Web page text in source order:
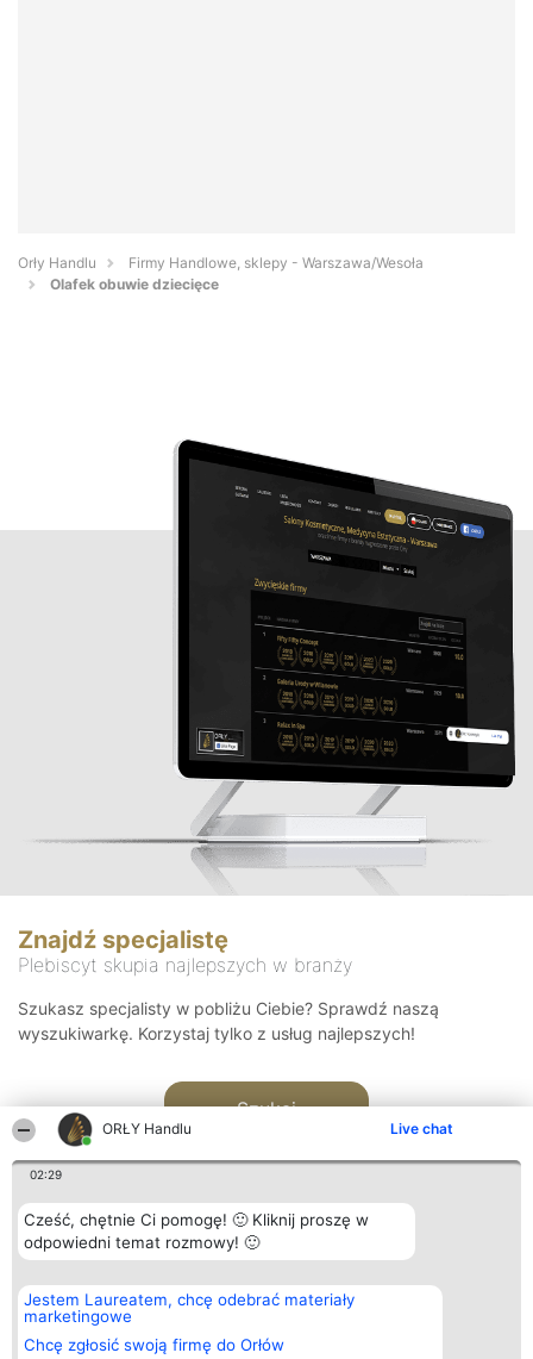
ORŁY Handlu Live chat
02:29
Cześć, chętnie Ci pomogę! 🙂 Kliknij proszę w
odpowiedni temat rozmowy! 🙂
Jestem Laureatem, chcę odebrać materiały
marketingowe
Chcę zgłosić swoją firmę do Orłów
Orły Handlu
Firmy Handlowe, sklepy - Warszawa/Wesoła
Olafek obuwie dziecięce
Znajdź specjalistę
Plebiscyt skupia najlepszych w branży
Szukasz specjalisty w pobliżu Ciebie? Sprawdź naszą
wyszukiwarkę. Korzystaj tylko z usług najlepszych!
Szukaj
Organizator plebiscytu
Bright Side Solutions sp. z o.
o. sp. k.
ul. Ruska 22
Wrocław 50-079
Plebiscyt
Laureaci
wszystkich
Laureatów
Kontakt
Kontakt